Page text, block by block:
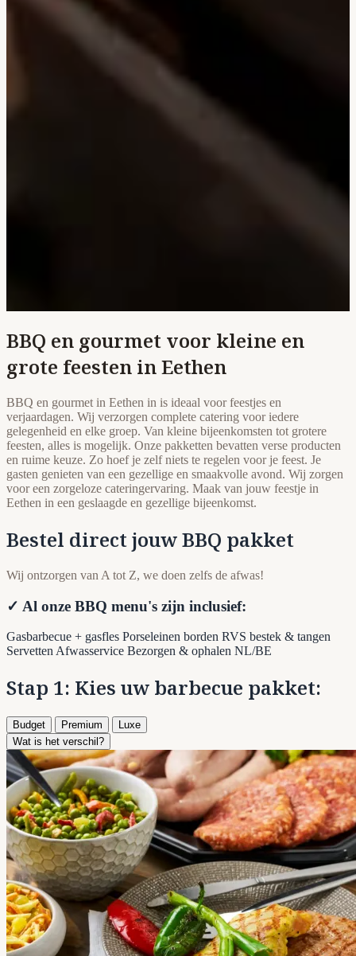
BBQ en gourmet voor kleine en
grote feesten in Eethen
BBQ en gourmet in Eethen in is ideaal voor feestjes en
verjaardagen. Wij verzorgen complete catering voor iedere
gelegenheid en elke groep. Van kleine bijeenkomsten tot grotere
feesten, alles is mogelijk. Onze pakketten bevatten verse producten
en ruime keuze. Zo hoef je zelf niets te regelen voor je feest. Je
gasten genieten van een gezellige en smaakvolle avond. Wij zorgen
voor een zorgeloze cateringervaring. Maak van jouw feestje in
Eethen in een geslaagde en gezellige bijeenkomst.
Bestel direct jouw BBQ pakket
Wij ontzorgen van A tot Z, we doen zelfs de afwas!
✓ Al onze BBQ menu's zijn inclusief:
Gasbarbecue + gasfles Porseleinen borden RVS bestek & tangen
Servetten Afwasservice Bezorgen & ophalen NL/BE
Stap 1: Kies uw barbecue pakket:
Budget Premium
Luxe
Wat is het verschil?